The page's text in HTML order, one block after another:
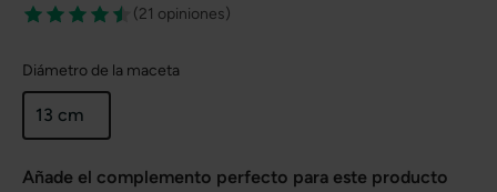
(21 opiniones)
Diámetro de la maceta
13 cm
Añade el complemento perfecto para este producto